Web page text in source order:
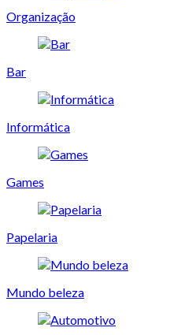
Organização
Bar
Informática
Games
Papelaria
Mundo beleza